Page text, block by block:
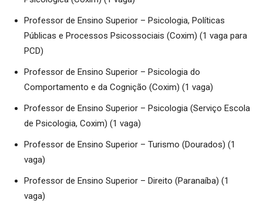
Professor de Ensino Superior – Psicologia, Políticas
Públicas e Processos Psicossociais (Coxim) (1 vaga para
PCD)
Professor de Ensino Superior – Psicologia do
Comportamento e da Cognição (Coxim) (1 vaga)
Professor de Ensino Superior – Psicologia (Serviço Escola
de Psicologia, Coxim) (1 vaga)
Professor de Ensino Superior – Turismo (Dourados) (1
vaga)
Professor de Ensino Superior – Direito (Paranaíba) (1
vaga)